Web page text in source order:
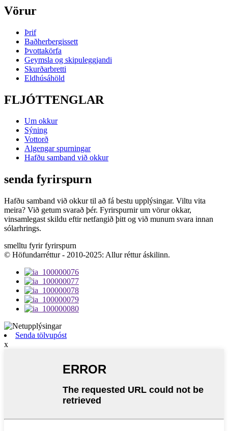
Vörur
Þrif
Baðherbergissett
Þvottakörfa
Geymsla og skipuleggjandi
Skurðarbretti
Eldhúsáhöld
FLJÓTTENGLAR
Um okkur
Sýning
Vottorð
Algengar spurningar
Hafðu samband við okkur
senda fyrirspurn
Hafðu samband við okkur til að fá bestu upplýsingar. Viltu vita
meira? Við getum svarað þér. Fyrirspurnir um vörur okkar,
vinsamlegast skildu eftir netfangið þitt og við munum svara innan
sólarhrings.
smelltu fyrir fyrirspurn
© Höfundarréttur - 2010-2025: Allur réttur áskilinn.
Senda tölvupóst
x